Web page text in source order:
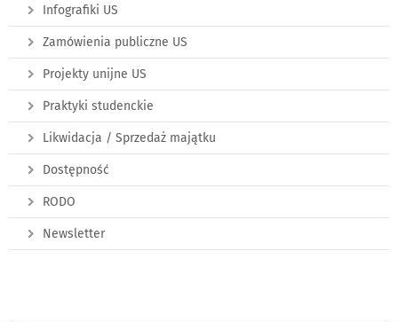
Infografiki US
Zamówienia publiczne US
Projekty unijne US
Praktyki studenckie
Likwidacja / Sprzedaż majątku
Dostępność
RODO
Newsletter